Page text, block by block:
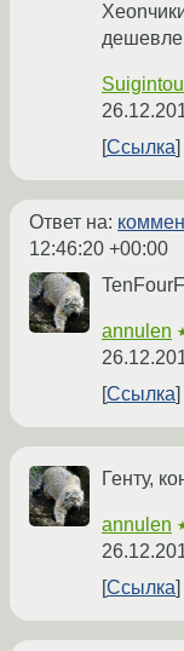
Suigintou
Ссылка
Ответ на:
12:46:20 +00:00
annulen
Ссылка
Генту,
annulen
Ссылка